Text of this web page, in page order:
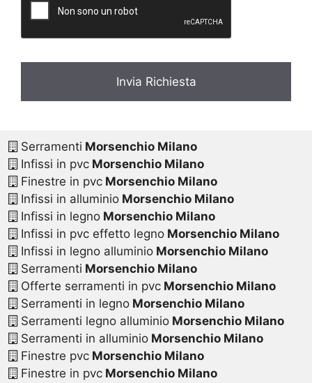
*
Serramenti Morsenchio Milano
Infissi in pvcMorsenchio Milano
Finestre in pvcMorsenchio Milano
Infissi in alluminioMorsenchio Milano
Infissi in legnoMorsenchio Milano
Infissi in pvc effetto legnoMorsenchio Milano
Infissi in legno alluminioMorsenchio Milano
Serramenti Morsenchio Milano
Offerte serramenti in pvcMorsenchio Milano
Serramenti in legnoMorsenchio Milano
Serramenti legno alluminioMorsenchio Milano
Serramenti in alluminioMorsenchio Milano
Finestre pvcMorsenchio Milano
Finestre in pvcMorsenchio Milano